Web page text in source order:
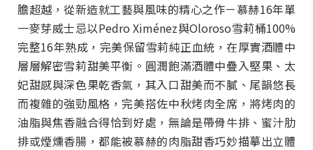
膽超越，從新造就工藝與風味的精心之作－慕赫16年單
一麥芽威士忌以Pedro Ximénez與Oloroso雪莉桶100%
完整16年熟成，完美保留雪莉純正血統，在厚實酒體中
層層解密雪莉甜美平衡。圓潤飽滿酒體中疊入堅果、太
妃甜感與深色果乾香氣，其入口甜美而不膩、尾韻悠長
而複雜的強勁風格，完美搭佐中秋烤肉全席，將烤肉的
油脂與焦香融合得恰到好處，無論是帶骨牛排、蜜汁肋
排或煙燻香腸，都能被慕赫的肉脂甜香巧妙描摹出立體